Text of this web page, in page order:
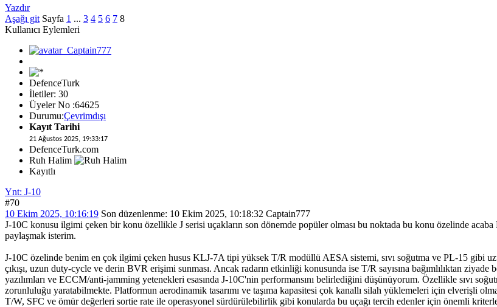
Yazdır
Aşağı git Sayfa 1 ... 3 4 5 6 7 8
Kullanıcı Eylemleri
DefenceTurk
İletiler: 30
Üyeler No :64625
Durumu:Çevrimdışı
Kayıt Tarihi
21 Ağustos 2025, 19:33:17
DefenceTurk.com
Ruh Halim
Kayıtlı
Ynt: J-10
#70
10 Ekim 2025, 10:16:19 Son düzenlenme: 10 Ekim 2025, 10:18:32 Captain777
J-10C konusu ilgimi çeken bir konu özellikle J serisi uçakların son dönemde popüler olması bu noktada bu konu özelinde
paylaşmak isterim.
J-10C özelinde benim en çok ilgimi çeken husus KLJ-7A tipi yüksek T/R modüllü AESA sistemi, sıvı soğutma ve PL-15 gibi
çıkışı, uzun duty-cycle ve derin BVR erişimi sunması. Ancak radarın etkinliği konusunda ise T/R sayısına bağımlılıktan
yazılımları ve ECCM/anti-jamming yetenekleri esasında J-10C'nin performansını belirlediğini düşünüyorum. Özellikle sıvı
zorunluluğu yaratabilmekte. Platformun aerodinamik tasarımı ve taşıma kapasitesi çok kanallı silah yüklemeleri için elverişli
T/W, SFC ve ömür değerleri sortie rate ile operasyonel sürdürülebilirlik gibi konularda bu uçağı tercih edenler için önemli